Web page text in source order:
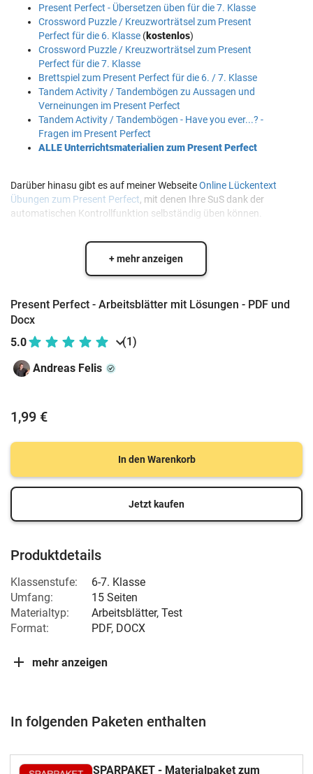
Present Perfect - Übersetzen üben für die 7. Klasse
Crossword Puzzle / Kreuzworträtsel zum Present
Perfect für die 6. Klasse (kostenlos)
Crossword Puzzle / Kreuzworträtsel zum Present
Perfect für die 7. Klasse
Brettspiel zum Present Perfect für die 6. / 7. Klasse
Tandem Activity / Tandembögen zu Aussagen und
Verneinungen im Present Perfect
Tandem Activity / Tandembögen - Have you ever...? -
Fragen im Present Perfect
ALLE Unterrichtsmaterialien zum Present Perfect
Darüber hinasu gibt es auf meiner WebseiteOnline Lückentext
Übungen zum Present Perfect, mit denen Ihre SuS dank der
automatischen Kontrollfunktion selbständig üben können.
+ mehr anzeigen
Present Perfect - Arbeitsblätter mit Lösungen - PDF und
Docx
5.0
(1)
Andreas Felis
1,99 €
In den Warenkorb
Jetzt kaufen
Produktdetails
Klassenstufe:
6-7. Klasse
Umfang:
15 Seiten
Materialtyp:
Arbeitsblätter, Test
Format:
PDF, DOCX
mehr anzeigen
In folgenden Paketen enthalten
SPARPAKET - Materialpaket zum